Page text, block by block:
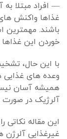
— افراد مبتلا
غذاها واکنش
باشند. مهمترین
خوردن این
با این حال،
وعده های غذایی
همیشه آسان
آلرژیک در صورت
این مقاله نکاتی
غیرغذایی